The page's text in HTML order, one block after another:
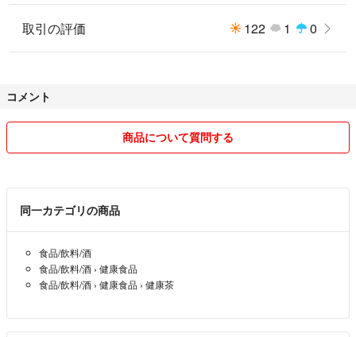
取引の評価 122 1 0
コメント
商品について質問する
同一カテゴリの商品
食品/飲料/酒
食品/飲料/酒 › 健康食品
食品/飲料/酒 › 健康食品 › 健康茶